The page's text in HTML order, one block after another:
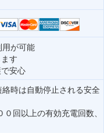
用が可能
す
安心
時は自動停止される安全
回以上の有効充電回数、